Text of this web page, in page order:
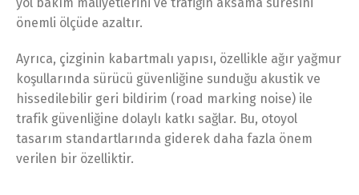
önemli ölçüde azaltır.
Ayrıca, çizginin kabartmalı yapısı, özellikle ağır yağmur
koşullarında sürücü güvenliğine sunduğu akustik ve
hissedilebilir geri bildirim (road marking noise) ile
trafik güvenliğine dolaylı katkı sağlar. Bu, otoyol
tasarım standartlarında giderek daha fazla önem
verilen bir özelliktir.